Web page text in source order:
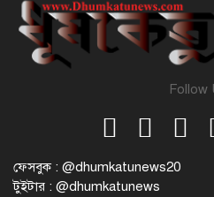
Follow
ফেসবুক : @dhumkatunews20
টুইটার : @dhumkatunews